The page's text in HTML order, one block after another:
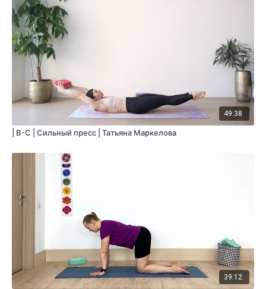
49:38
| B-С | Сильный пресс | Татьяна Маркелова
39:12